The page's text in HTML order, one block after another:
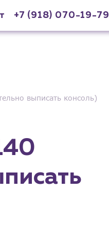
+7 (918) 070-19-79
выписать консоль)